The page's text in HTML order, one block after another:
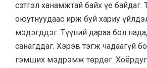
сэтгэл ханамжтай байх үе байдаг.
оюутнуудаас ирж буй хариу
мэдэгддэг. Түүний дараа бол
санагддаг. Хэрэв тэгж чадаагүй
гэмших мэдрэмж төрдөг.